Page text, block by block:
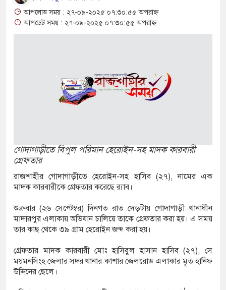
বোতল স্ক্যাফসহ নারী মাদক কারবারি গ্রেপ্তার
সবুজ ও নিরাপদ নগরী হিসেবে গড়ে তুলতে
প্রদান
অভিযানে মাদক কারবারী গ্রেপ্তার, ৬
নন রাবি শিক্ষক, সংবাদ সম্মেলনে ক্ষোভ
আপলোড সময় : ২৭-০৯-২০২৫ ০৭:৩০:৫৫ অপরাহ্ন
আপডেট সময় : ২৭-০৯-২০২৫ ০৭:৩০:৫৫ অপরাহ্ন
গোদাগাড়ীতে বিপুল পরিমান হেরোইন-সহ মাদক কারবারী
গ্রেফতার
রাজশাহীর গোদাগাড়ীতে হেরোইন-সহ হাসিব (২৭), নামের এক
মাদক কারবারীকে গ্রেফতার করেছে র‌্যাব।
শুক্রবার (২৬ সেপ্টেম্বর) দিনগত রাত দেড়টায় গোদাগাড়ী থানাধীন
মাদারপুর এলাকায় অভিযান চালিয়ে তাকে গ্রেফতার করা হয়। এ সময়
তার কাছ থেকে ৩৯ গ্রাম হেরোইন জব্দ করা হয়।
গ্রেফতার মাদক কারবারী মোঃ হাসিবুল হাসান হাসিব (২৭), সে
ময়মনসিংহ জেলার সদর থানার কাশার জেলরোড এলাকার মৃত হানিফ
উদ্দিনের ছেলে।